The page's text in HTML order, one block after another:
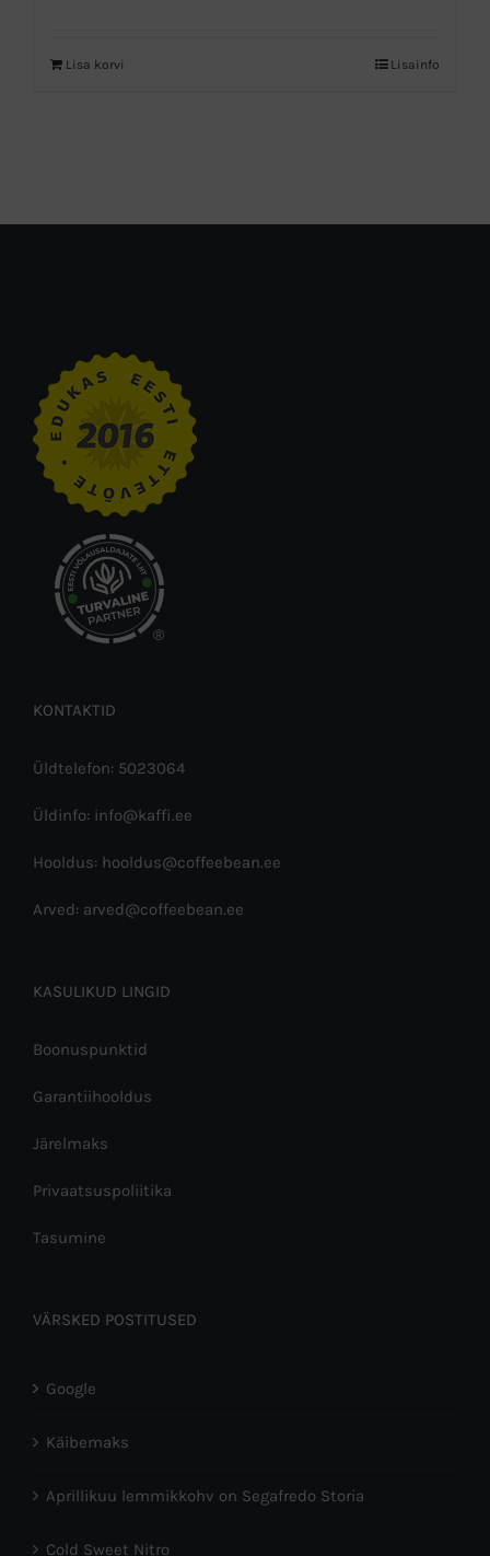
Lisa korvi Lisainfo
®
KONTAKTID
Üldtelefon: 5023064
Üldinfo: info@kaffi.ee
Hooldus: hooldus@coffeebean.ee
Arved: arved@coffeebean.ee
KASULIKUD LINGID
Boonuspunktid
Garantiihooldus
Järelmaks
Privaatsuspoliitika
Tasumine
VÄRSKED POSTITUSED
Google
Käibemaks
Aprillikuu lemmikkohv on Segafredo Storia
Cold Sweet Nitro